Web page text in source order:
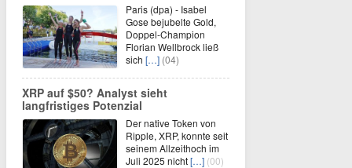
Paris (dpa) - Isabel
Gose bejubelte Gold,
Doppel-Champion
Florian Wellbrock ließ
sich […] (04)
XRP auf $50? Analyst sieht
langfristiges Potenzial
Der native Token von
Ripple, XRP, konnte seit
seinem Allzeithoch im
Juli 2025 nicht[…] (00)